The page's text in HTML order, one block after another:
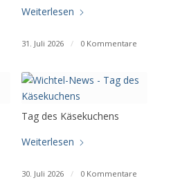
Weiterlesen
31. Juli 2026 / 0 Kommentare
Tag des Käsekuchens
Weiterlesen
30. Juli 2026 / 0 Kommentare